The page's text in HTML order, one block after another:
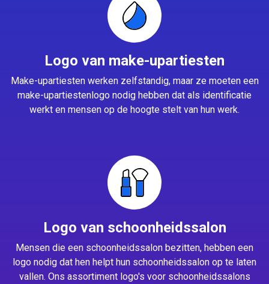
Logo van make-upartiesten
Make-upartiesten werken zelfstandig, maar ze moeten een
make-upartiestenlogo nodig hebben dat als identificatie
werkt en mensen op de hoogte stelt van hun werk.
Logo van schoonheidssalon
Mensen die een schoonheidssalon bezitten, hebben een
logo nodig dat hen helpt hun schoonheidssalon op te laten
vallen. Ons assortiment logo's voor schoonheidssalons